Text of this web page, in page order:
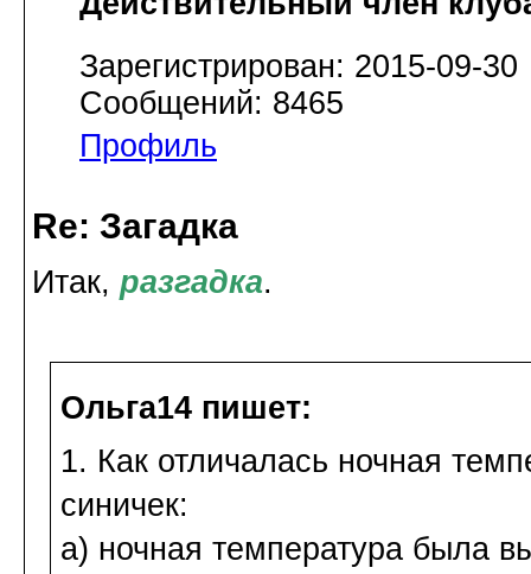
Зарегистрирован: 2015-09-30
Сообщений: 8465
Профиль
Re: Загадка
Итак, разгадка.
Ольга14 пишет:
1. Как отличалась ночная
синичек:
а) ночная температура была